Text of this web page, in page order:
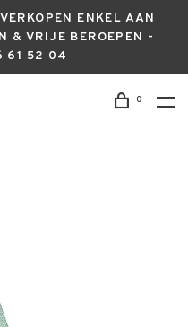
ENKEL AAN
& VRIJE BEROEPEN -
61 52 04
0